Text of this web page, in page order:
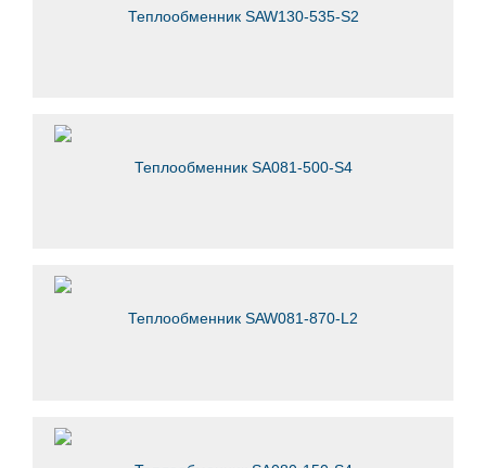
Теплообменник SAW130-535-S2
Теплообменник SA081-500-S4
Теплообменник SAW081-870-L2